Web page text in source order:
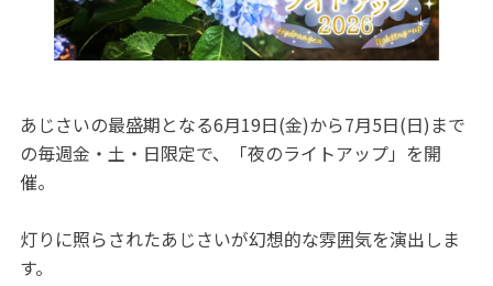
あじさいの最盛期となる6月19日(金)から7月5日(日)まで
の毎週金・土・日限定で、「夜のライトアップ」を開
催。
灯りに照らされたあじさいが幻想的な雰囲気を演出しま
す。